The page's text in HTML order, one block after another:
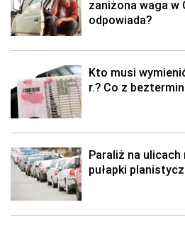
zaniżona waga w
odpowiada?
Kto musi
r.? Co z
Paraliż na
pułapki